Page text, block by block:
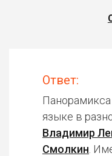
Ответ:
языке в
Владимир
Смолкин .